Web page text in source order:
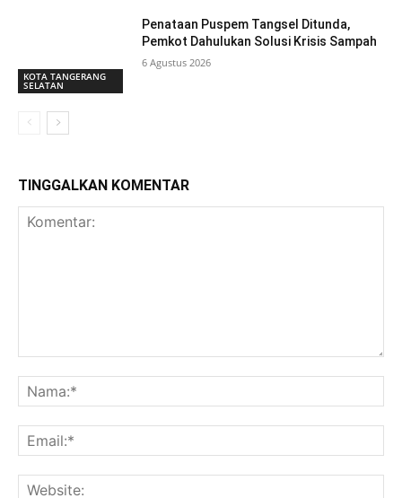
KOTA TANGERANG
SELATAN
Penataan Puspem Tangsel Ditunda,
Pemkot Dahulukan Solusi Krisis Sampah
6 Agustus 2026
TINGGALKAN KOMENTAR